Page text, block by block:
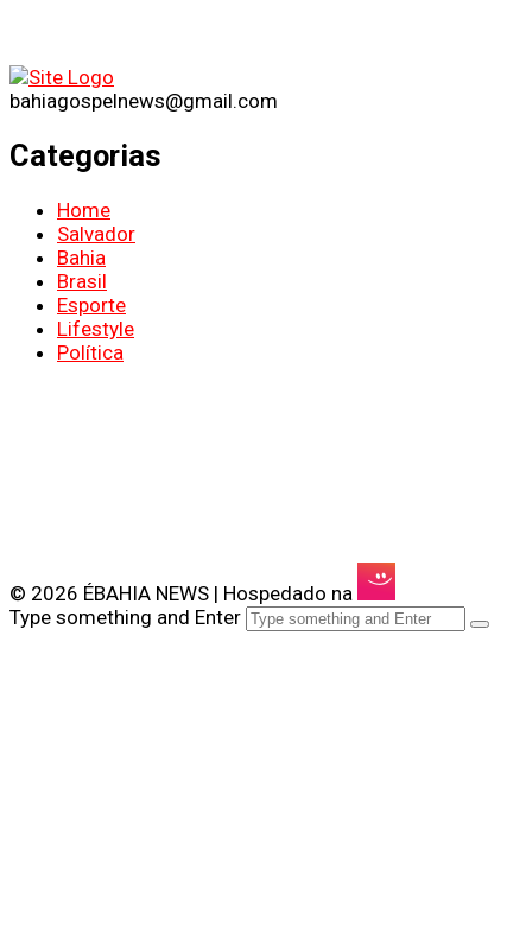
bahiagospelnews@gmail.com
Categorias
Home
Salvador
Bahia
Brasil
Esporte
Lifestyle
Política
© 2026 ÉBAHIA NEWS | Hospedado na
Type something and Enter